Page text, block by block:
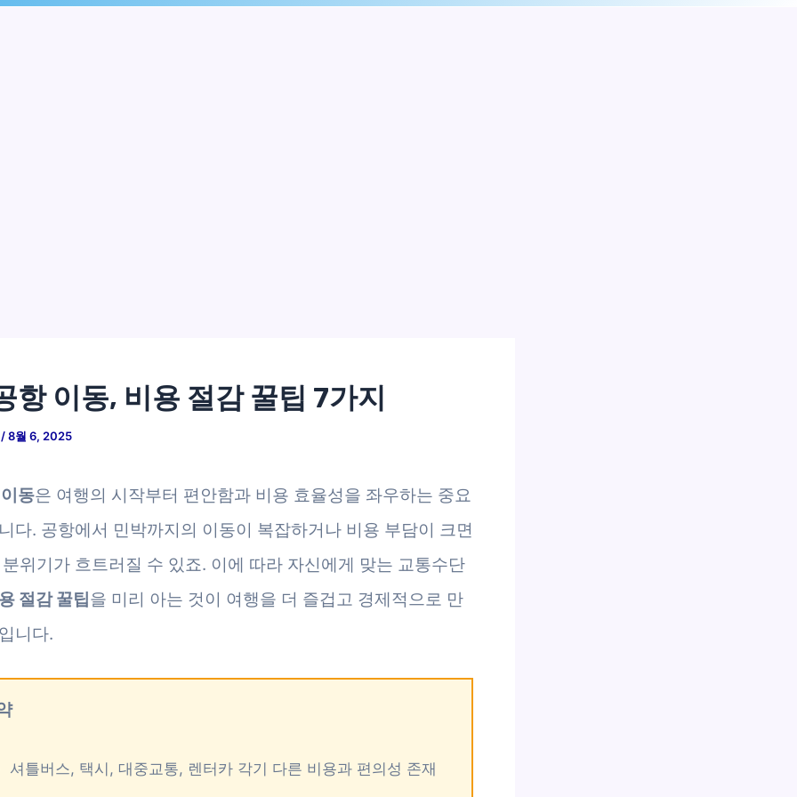
항 이동, 비용 절감 꿀팁 7가지
/8월 6, 2025
동은 여행의 시작부터 편안함과 비용 효율성을 좌우하는 중요
다. 공항에서 민박까지의 이동이 복잡하거나 비용 부담이 크면
위기가 흐트러질 수 있죠. 이에 따라 자신에게 맞는 교통수단
절감 꿀팁을 미리 아는 것이 여행을 더 즐겁고 경제적으로 만
니다.
셔틀버스, 택시, 대중교통, 렌터카 각기 다른 비용과 편의성 존재